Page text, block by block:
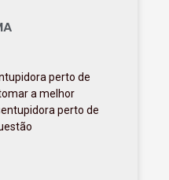
perto de
a melhor
perto de